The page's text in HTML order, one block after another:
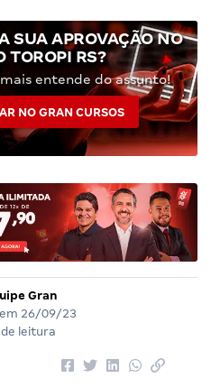
SUA APROVAÇÃO NO
TOROPI RS?
entende do assunto!
NO GRAN CURSOS
Gran
26/09/23
leitura